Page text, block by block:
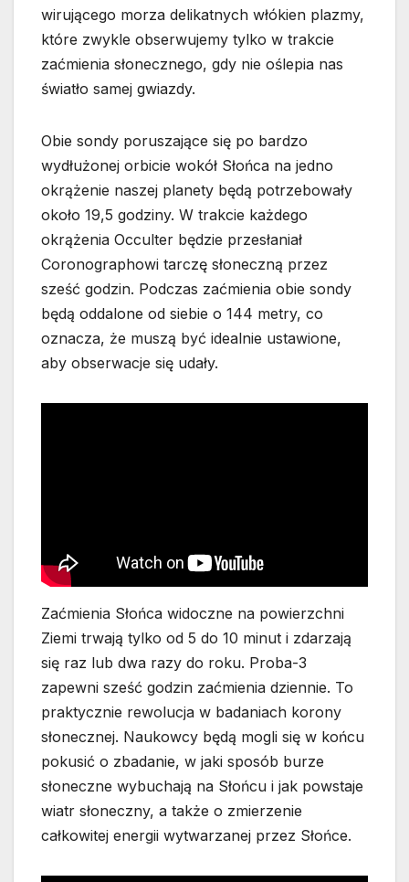
wirującego morza delikatnych włókien plazmy,
które zwykle obserwujemy tylko w trakcie
zaćmienia słonecznego, gdy nie oślepia nas
światło samej gwiazdy.
Obie sondy poruszające się po bardzo
wydłużonej orbicie wokół Słońca na jedno
okrążenie naszej planety będą potrzebowały
około 19,5 godziny. W trakcie każdego
okrążenia Occulter będzie przesłaniał
Coronographowi tarczę słoneczną przez
sześć godzin. Podczas zaćmienia obie sondy
będą oddalone od siebie o 144 metry, co
oznacza, że muszą być idealnie ustawione,
aby obserwacje się udały.
Zaćmienia Słońca widoczne na powierzchni
Ziemi trwają tylko od 5 do 10 minut i zdarzają
się raz lub dwa razy do roku. Proba-3
zapewni sześć godzin zaćmienia dziennie. To
praktycznie rewolucja w badaniach korony
słonecznej. Naukowcy będą mogli się w końcu
pokusić o zbadanie, w jaki sposób burze
słoneczne wybuchają na Słońcu i jak powstaje
wiatr słoneczny, a także o zmierzenie
całkowitej energii wytwarzanej przez Słońce.